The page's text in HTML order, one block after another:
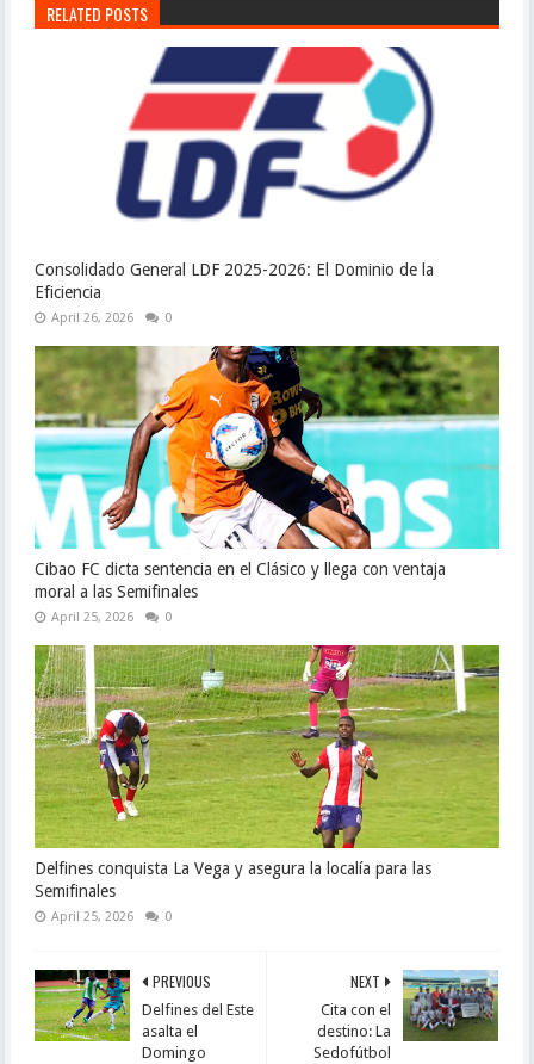
RELATED POSTS
Consolidado General LDF 2025-2026: El Dominio de la
Eficiencia
April 26, 2026 0
Cibao FC dicta sentencia en el Clásico y llega con ventaja
moral a las Semifinales
April 25, 2026 0
Delfines conquista La Vega y asegura la localía para las
Semifinales
April 25, 2026 0
NEXT
Cita con el
destino: La
Sedofútbol
PREVIOUS
Delfines del Este
asalta el
Domingo